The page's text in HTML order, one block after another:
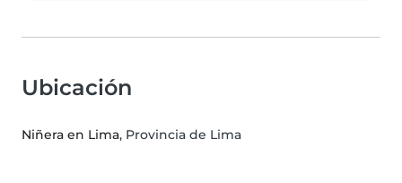
Ubicación
Niñera en Lima, Provincia de Lima